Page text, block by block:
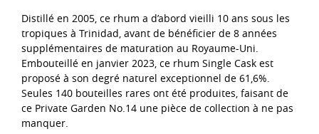
Distillé en 2005, ce rhum a d’abord vieilli 10 ans sous les
tropiques à Trinidad, avant de bénéficier de 8 années
supplémentaires de maturation au Royaume-Uni.
Embouteillé en janvier 2023, ce rhum Single Cask est
proposé à son degré naturel exceptionnel de 61,6%.
Seules 140 bouteilles rares ont été produites, faisant de
ce Private Garden No.14 une pièce de collection à ne pas
manquer.